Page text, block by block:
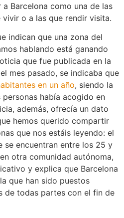
Barcelona como una de las
vivir o a las que rendir visita.
indican que una zona del
hablando está ganando
que fue publicada en la
mes pasado, se indicaba que
en un año, siendo la
había acogido en
además, ofrecía un dato
hemos querido compartir
que nos estáis leyendo: el
se encuentran entre los 25 y
otra comunidad autónoma,
y explica que Barcelona
que han sido puestos
de todas partes con el fin de